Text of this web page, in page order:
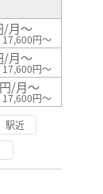
/月～
円～
/月～
円～
円/月～
円～
駅近